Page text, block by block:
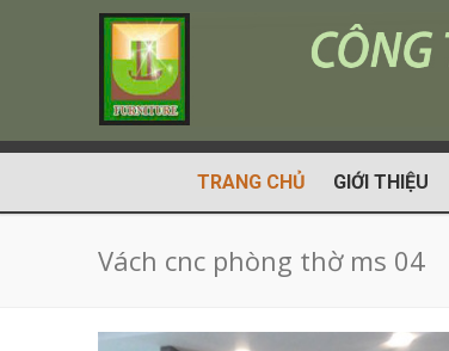
TRANG CHỦ GIỚI THIỆU
Vách cnc phòng thờ ms 04